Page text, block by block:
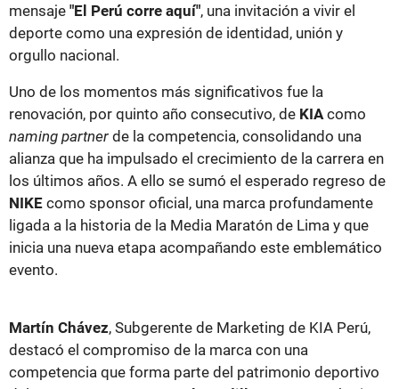
mensaje "El Perú corre aquí", una invitación a vivir el
deporte como una expresión de identidad, unión y
orgullo nacional.
Uno de los momentos más significativos fue la
renovación, por quinto año consecutivo, de KIA como
naming partner de la competencia, consolidando una
alianza que ha impulsado el crecimiento de la carrera en
los últimos años. A ello se sumó el esperado regreso de
NIKE como sponsor oficial, una marca profundamente
ligada a la historia de la Media Maratón de Lima y que
inicia una nueva etapa acompañando este emblemático
evento.
Martín Chávez, Subgerente de Marketing de KIA Perú,
destacó el compromiso de la marca con una
competencia que forma parte del patrimonio deportivo